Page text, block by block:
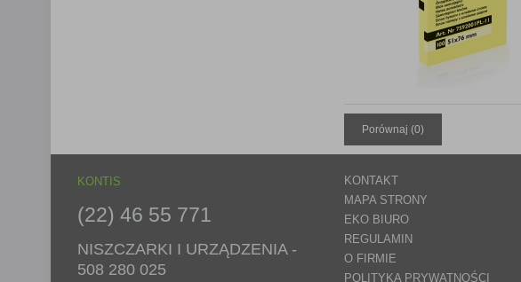
Porównaj (0)
KONTIS
(22) 46 55 771
NISZCZARKI I URZĄDZENIA -
508 280 025
KONTAKT
MAPA STRONY
EKO BIURO
REGULAMIN
O FIRMIE
POLITYKA PRYWATNOŚCI